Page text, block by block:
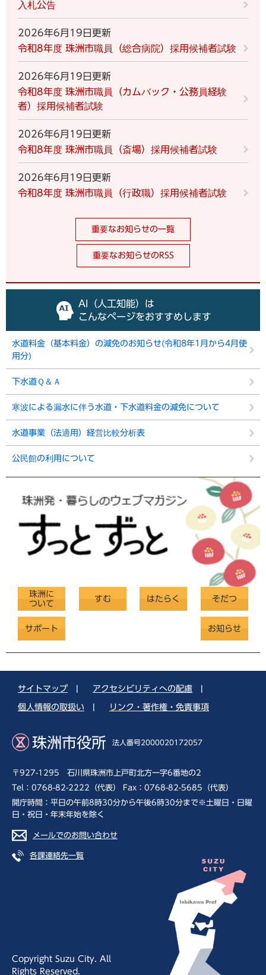
入札公告
2026年6月19日更新
令和8年度 珠洲市職員（総合病院）採用候補者試験
2026年6月19日更新
令和8年度 珠洲市職員（カムバック・公務員経験
者）採用候補者試験
2026年6月19日更新
令和8年度 珠洲市職員（斎場）採用候補者試験
2026年6月19日更新
令和8年度 珠洲市職員（行政職）採用候補者試験
重要なお知らせの一覧
重要なお知らせのRSS
AI（人工知能）は
こんなページをおすすめします
水道料金（基本料金）の減免のお知らせ(令和8年1月から4月使
用分)
下水道Ｑ＆Ａ
寒波による漏水に伴う水道・下水道料金の減免について
水道事業（法適用）経営比較分析表
公民館の利用について
珠洲に
ついて
すむ はたらく そだつ
サポート お知らせ
サイトマップ アクセシビリティへの配慮
個人情報の取扱い リンク・著作権・免責事項
珠洲市役所 法人番号2000020172057
〒927-1295 石川県珠洲市上戸町北方一字6番地の2
Tel：0768-82-2222（代表） Fax：0768-82-5685（代表）
開庁時間：平日の午前8時30分から午後6時30分まで※土曜日・日曜
日・祝日・年末年始を除く
メールでのお問い合わせ
各課連絡先一覧
Copyright Suzu City. All
Rights Reserved.